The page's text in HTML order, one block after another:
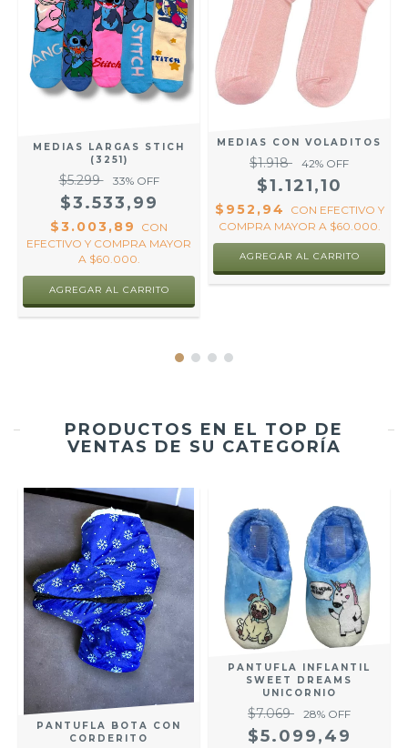
MEDIAS LARGAS STICH
(3251)
$5.299 33% OFF
$3.533,99
$3.003,89
CON
EFECTIVO Y COMPRA MAYOR
A $60.000.
MEDIAS CON VOLADITOS
$1.918 42% OFF
$1.121,10
$952,94 CON EFECTIVO Y
COMPRA MAYOR A $60.000.
AGREGAR AL CARRITO
PRODUCTOS EN EL TOP DE
VENTAS DE SU CATEGORÍA
PANTUFLA BOTA CON
CORDERITO
PANTUFLA INFLANTIL
SWEET DREAMS
UNICORNIO
$7.069 28% OFF
$5.099,49